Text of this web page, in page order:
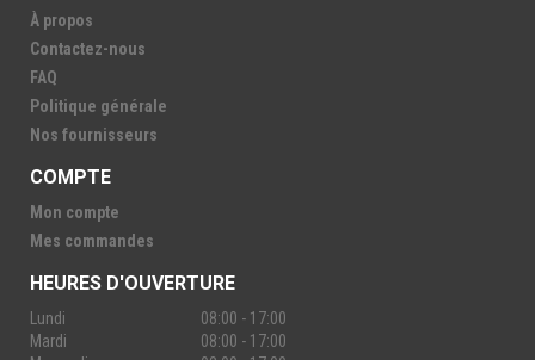
À propos
Contactez-nous
FAQ
Politique générale
Nos fournisseurs
COMPTE
Mon compte
Mes commandes
HEURES D'OUVERTURE
Lundi
08:00 - 17:00
Mardi
08:00 - 17:00